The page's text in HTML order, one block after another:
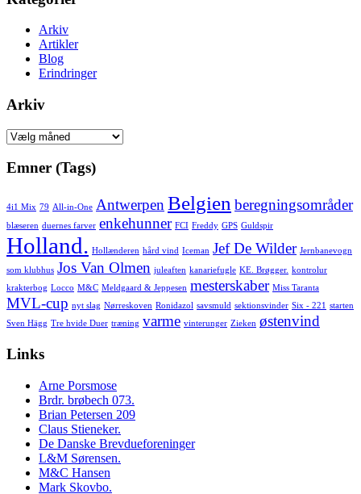
Arkiv
Artikler
Blog
Erindringer
Arkiv
Arkiv
Emner (Tags)
4i1 Mix 79 All-in-One Antwerpen Belgien beregningsområder
blæseren duernes farver enkehunner FCI Freddy GPS Guldspir
Holland. Hollænderen hård vind Iceman Jef De Wilder Jernbanevogn
som klubhus Jos Van Olmen juleaften kanariefugle KE. Brøgger. kontrolur
krakterbog Locco M&C Meldgaard & Jeppesen mesterskaber Miss Taranta
MVL-cup nyt slag Nørreskoven Ronidazol savsmuld sektionsvinder Six - 221
starten
Sven Hägg Tre hvide Duer træning varme vinterunger Zieken østenvind
Links
Arne Porsmose
Brdr. brøbech 073.
Brian Petersen 209
Claus Stieneker.
De Danske Brevdueforeninger
L&M Sørensen.
M&C Hansen
Mark Skovbo.